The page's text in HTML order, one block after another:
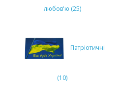
любов'ю (25)
Патріотичні
(10)